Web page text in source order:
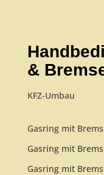
&
KFZ-Umbau
Gasring mit
Gasring mit
Gasring mit